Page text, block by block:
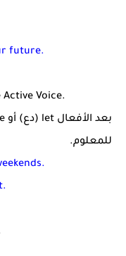
future.
Voice.
للمعلوم.